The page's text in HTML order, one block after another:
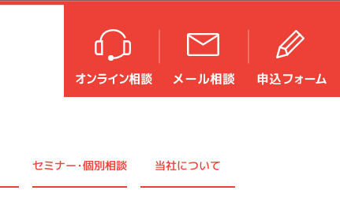
セミナー・個別相談 当社について